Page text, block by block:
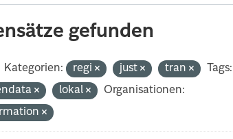
gefunden
Kategorien: regi just tran
Tags:
lokal
Organisationen: